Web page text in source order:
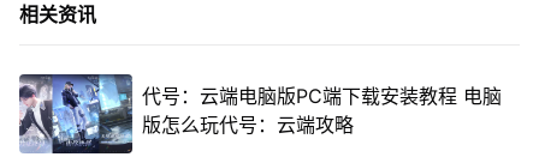
相关资讯
代号：云端电脑版PC端下载安装教程 电脑
版怎么玩代号：云端攻略